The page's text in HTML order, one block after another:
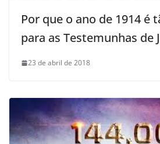
Por que o ano de 1914 é
para as Testemunhas de
23 de abril de 2018